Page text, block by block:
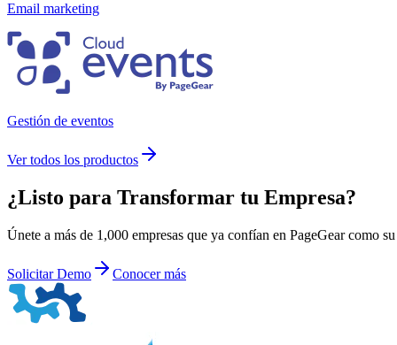
Email marketing
Gestión de eventos
Ver todos los productos
¿Listo para Transformar tu Empresa?
Únete a más de 1,000 empresas que ya confían en PageGear como
Solicitar Demo Conocer más